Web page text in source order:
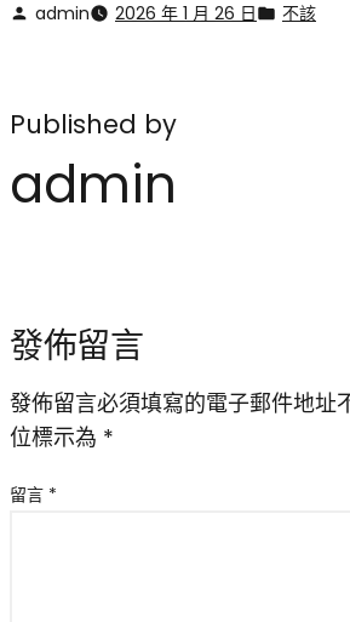
admin 2026 年 1 月 26 日 不該
Published by
admin
發佈留言
發佈留言必須填寫的電子郵件地址
位標示為 *
留言 *